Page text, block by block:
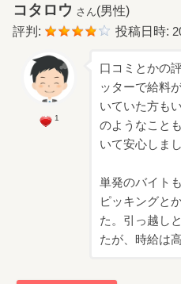
コタロウ さん(男性)
評判:
投稿日時:
1
口コミとかの
ッターで給料
いていた方も
のようなこと
いて安心しまし
単発のバイト
ピッキングと
た。引っ越し
たが、時給は